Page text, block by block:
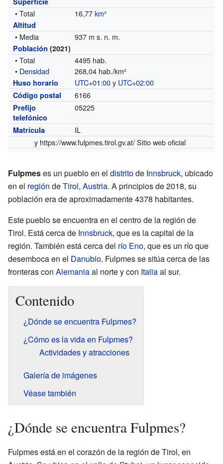
• Total 16,77km²
Altitud
• Media 937 m s. n. m.
Población (2021)
• Total
4495 hab.
• Densidad 268,04 hab./km²
Huso horario UTC+01:00y UTC+02:00
Código postal 6166
Prefijo
telefónico
05225
Matrícula
IL
y https://www.fulpmes.tirol.gv.at/Sitio web oficial
Fulpmeses un pueblo en el distritode Innsbruck, ubicado
en el región deTirol, Austria. A principios de 2018, su
población era de aproximadamente 4378 habitantes.
Este pueblo se encuentra en el centro de la región de
Tirol. Está cerca de Innsbruck, que es la capital de la
región. También está cerca del río Eno, que es un río que
desemboca en el Danubio. Fulpmes se sitúa cerca de las
fronteras con Alemaniaal norte y con Italiaal sur.
Contenido
¿Dónde se encuentra Fulpmes?
¿Cómo es la vida en Fulpmes?
Actividades y atracciones
Galería de imágenes
Véase también
¿Dónde se encuentra Fulpmes?
Fulpmes está en el corazón de la región de Tirol, en